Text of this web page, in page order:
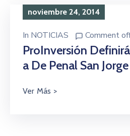
noviembre 24, 2014
In NOTICIAS Comment
ProInversión
A De Penal San Jorge